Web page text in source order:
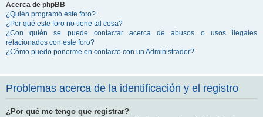
Acerca de phpBB
¿Quién programó este foro?
¿Por qué este foro no tiene tal cosa?
¿Con quién se puede contactar acerca de abusos o usos ilegales
relacionados con este foro?
¿Cómo puedo ponerme en contacto con un Administrador?
Problemas acerca de la identificación y el registro
¿Por qué me tengo que registrar?